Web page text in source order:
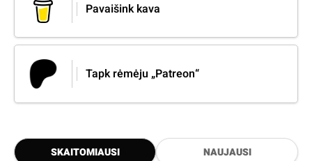
Pavaišink kava
Tapk rėmėju „Patreon“
SKAITOMIAUSI NAUJAUSI